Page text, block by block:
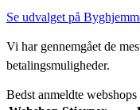
Se udvalget på
Vi har gennemgået de
betalingsmuligheder.
Bedst anmeldte webshops